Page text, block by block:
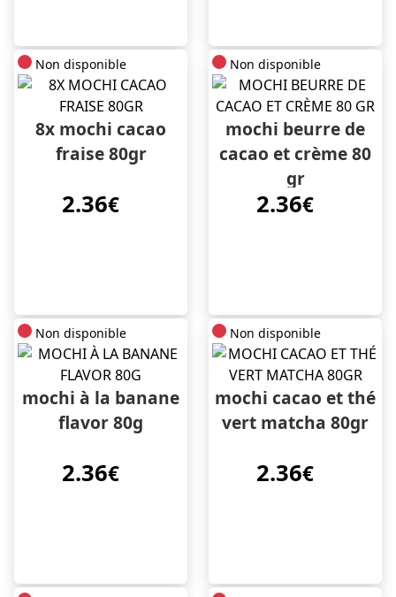
Non disponible
8x mochi cacao
fraise 80gr
2.36€
Non disponible
mochi beurre de
cacao et crème 80
gr
2.36€
Non disponible
mochi à la banane
flavor 80g
2.36€
Non disponible
mochi cacao et thé
vert matcha 80gr
2.36€